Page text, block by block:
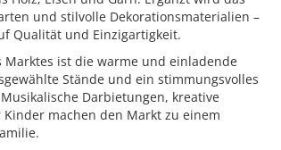
und stilvolle Dekorationsmaterialien –
Qualität und Einzigartigkeit.
Marktes ist die warme und einladende
Stände und ein stimmungsvolles
Darbietungen, kreative
machen den Markt zu einem